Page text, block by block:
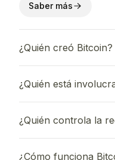
Saber más
¿Quién creó Bitcoin?
¿Quién está
¿Quién controla la
¿Cómo funciona